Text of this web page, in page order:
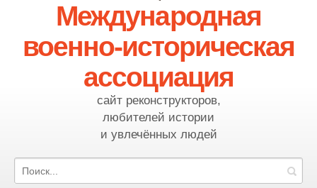
Международная
военно-историческая
ассоциация
сайт реконструкторов,
любителей истории
и увлечённых людей